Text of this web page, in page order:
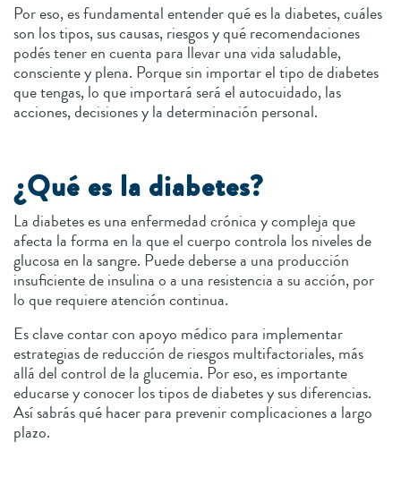
Por eso, es fundamental entender qué es la diabetes, cuáles
son los tipos, sus causas, riesgos y qué recomendaciones
podés tener en cuenta para llevar una vida saludable,
consciente y plena. Porque sin importar el tipo de diabetes
que tengas, lo que importará será el autocuidado, las
acciones, decisiones y la determinación personal.
¿Qué es la diabetes?
La diabetes es una enfermedad crónica y compleja que
afecta la forma en la que el cuerpo controla los niveles de
glucosa en la sangre. Puede deberse a una producción
insuficiente de insulina o a una resistencia a su acción, por
lo que requiere atención continua.
Es clave contar con apoyo médico para implementar
estrategias de reducción de riesgos multifactoriales, más
allá del control de la glucemia. Por eso, es importante
educarse y conocer los tipos de diabetes y sus diferencias.
Así sabrás qué hacer para prevenir complicaciones a largo
plazo.